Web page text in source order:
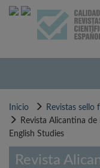
Pasar
Inicio
Revistas sello
Revista Alicantina
English Studies
Revista